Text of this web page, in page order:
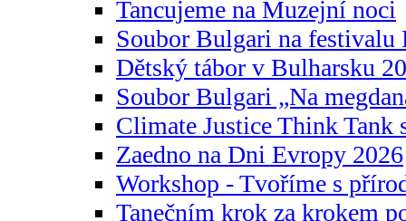
Tancujeme na Muzejní noci
Soubor Bulgari na festivalu
Dětský tábor v Bulharsku
Soubor Bulgari „Na
Climate Justice Think Tank
Zaedno na Dni Evropy 2026
Workshop - Tvoříme s
Tanečním krok za krokem